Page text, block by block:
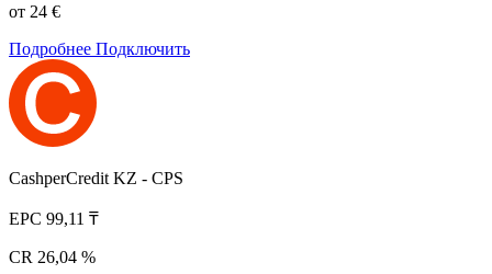
от 24 €
Подробнее Подключить
CashperCredit KZ - CPS
EPC 99,11 ₸
CR 26,04 %